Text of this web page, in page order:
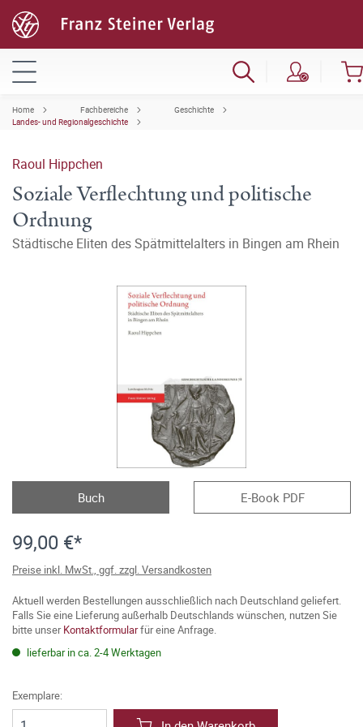
Home Fachbereiche
Geschichte
Landes- und Regionalgeschichte
Raoul Hippchen
Soziale Verflechtung und politische
Ordnung
Städtische Eliten des Spätmittelalters in Bingen am Rhein
Buch E-Book PDF
99,00 €*
Preise inkl. MwSt., ggf. zzgl. Versandkosten
Aktuell werden Bestellungen ausschließlich nach Deutschland geliefert.
Falls Sie eine Lieferung außerhalb Deutschlands wünschen, nutzen Sie
bitte unserKontaktformularfür eine Anfrage.
lieferbar in ca. 2-4 Werktagen
Exemplare: